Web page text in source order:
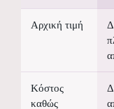
Αρχική τιμή
Κόστος
καθώς